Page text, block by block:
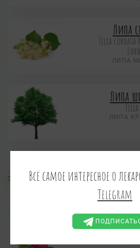
Липа
Tilia
ЛИПА
Липа
ЛИПА
Малина
Всё самое интересное о
Telegram